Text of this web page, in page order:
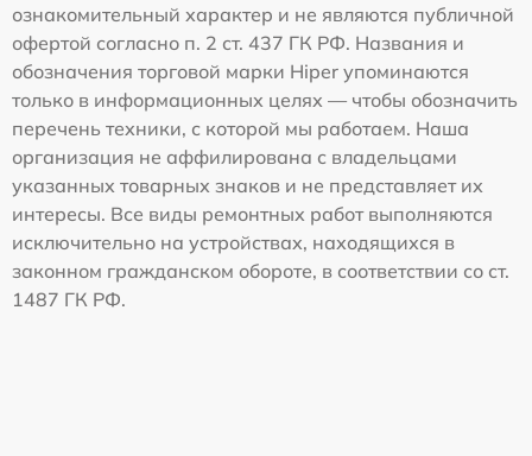
ознакомительный характер и не являются публичной
офертой согласно п. 2 ст. 437 ГК РФ. Названия и
обозначения торговой марки Hiper упоминаются
только в информационных целях — чтобы обозначить
перечень техники, с которой мы работаем. Наша
организация не аффилирована с владельцами
указанных товарных знаков и не представляет их
интересы. Все виды ремонтных работ выполняются
исключительно на устройствах, находящихся в
законном гражданском обороте, в соответствии со ст.
1487 ГК РФ.